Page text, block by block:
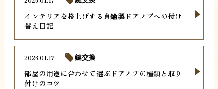
インテリアを格上げする真鍮製ドアノブへの付け
替え日記
部屋の用途に合わせて選ぶドアノブの種類と取り
付けのコツ
2026.01.17 鍵交換